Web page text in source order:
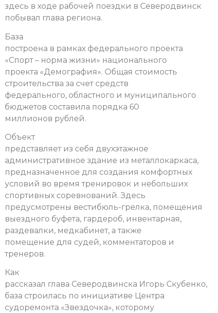
здесь в ходе рабочей поездки в Северодвинск
побывал глава региона.
База
построена в рамках федерального проекта
«Спорт – норма жизни» национального
проекта «Демография». Общая стоимость
строительства за счет средств
федерального, областного и муниципального
бюджетов составила порядка 60
миллионов рублей.
Объект
представляет из себя двухэтажное
административное здание из металлокаркаса,
предназначенное для создания комфортных
условий во время тренировок и небольших
спортивных соревнований. Здесь
предусмотрены вестибюль-грелка, помещения
выездного буфета, гардероб, инвентарная,
раздевалки, медкабинет, а также
помещение для судей, комментаторов и
тренеров.
Как
рассказал глава Северодвинска Игорь Скубенко,
база строилась по инициативе Центра
судоремонта «Звездочка», которому